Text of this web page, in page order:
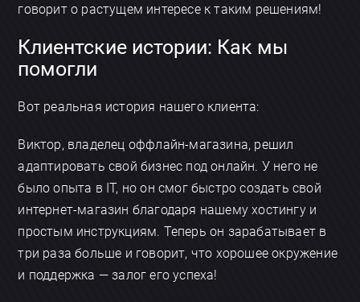
говорит о растущем интересе к таким решениям!
Клиентские истории: Как мы
помогли
Вот реальная история нашего клиента:
Виктор, владелец оффлайн-магазина, решил
адаптировать свой бизнес под онлайн. У него не
было опыта в IT, но он смог быстро создать свой
интернет-магазин благодаря нашему хостингу и
простым инструкциям. Теперь он зарабатывает в
три раза больше и говорит, что хорошее окружение
и поддержка — залог его успеха!